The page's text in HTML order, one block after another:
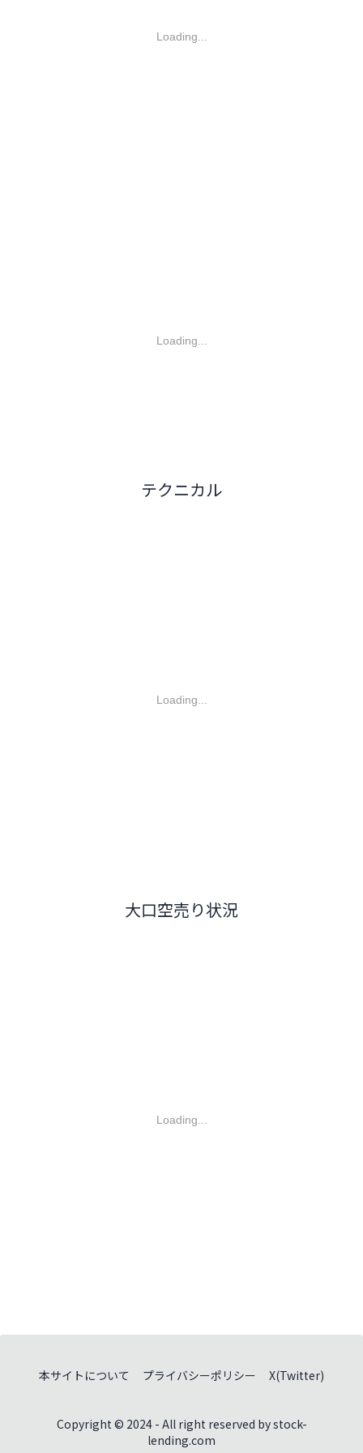
Loading...
Loading...
テクニカル
Loading...
大口空売り状況
Loading...
本サイトについて プライバシーポリシー X(Twitter)
Copyright © 2024 - All right reserved by stock-
lending.com